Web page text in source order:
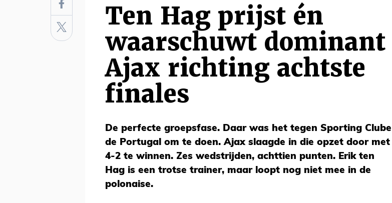
Ten Hag prijst én
waarschuwt dominant
Ajax richting achtste
finales
De perfecte groepsfase. Daar was het tegen Sporting Clube
de Portugal om te doen. Ajax slaagde in die opzet door met
4-2 te winnen. Zes wedstrijden, achttien punten. Erik ten
Hag is een trotse trainer, maar loopt nog niet mee in de
polonaise.